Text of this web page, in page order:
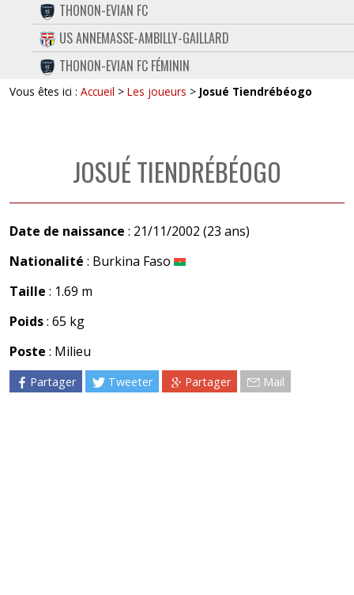
CONTACT
FACEBOOK
TWITTER
THONON-EVIAN FC
US ANNEMASSE-AMBILLY-GAILLARD
THONON-EVIAN FC FÉMININ
Vous êtes ici : Accueil > Les joueurs > Josué Tiendrébéogo
JOSUÉ TIENDRÉBÉOGO
Date de naissance : 21/11/2002 (23 ans)
Nationalité : Burkina Faso
Taille : 1.69 m
Poids: 65 kg
Poste : Milieu
Partager Tweeter Partager Mail